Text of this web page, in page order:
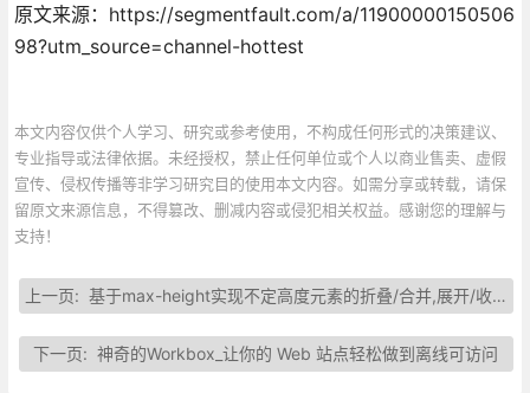
原文来源：https://segmentfault.com/a/11900000150506
98?utm_source=channel-hottest
本文内容仅供个人学习、研究或参考使用，不构成任何形式的决策建议、
专业指导或法律依据。未经授权，禁止任何单位或个人以商业售卖、虚假
宣传、侵权传播等非学习研究目的使用本文内容。如需分享或转载，请保
留原文来源信息，不得篡改、删减内容或侵犯相关权益。感谢您的理解与
支持！
上一页:基于max-height实现不定高度元素的折叠/合并,展开/收缩的动画效果
下一页:神奇的Workbox_让你的 Web 站点轻松做到离线可访问